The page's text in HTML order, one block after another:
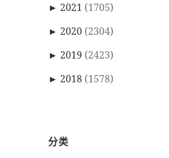
► 2021 (1705)
► 2020 (2304)
► 2019 (2423)
► 2018 (1578)
分类